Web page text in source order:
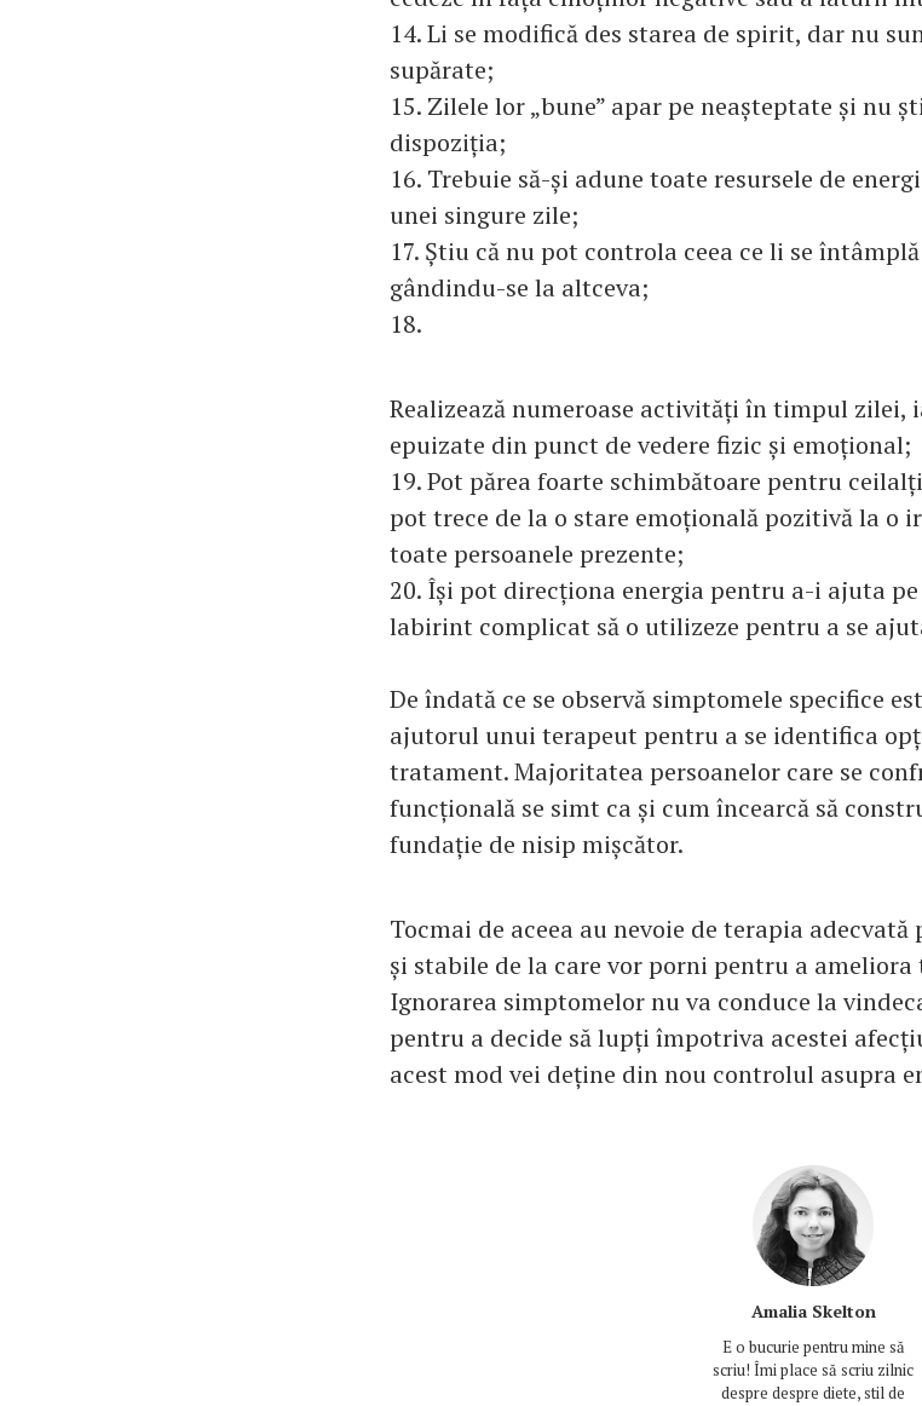
14. Li se modifică des starea de spirit, dar nu
supărate;
15. Zilele lor „bune” apar pe neașteptate și nu
dispoziția;
16. Trebuie să-și adune toate resursele de
unei singure zile;
17. Știu că nu pot controla ceea ce li se
gândindu-se la altceva;
18.
Realizează numeroase activități în timpul zilei,
epuizate din punct de vedere fizic și emoțional;
19. Pot părea foarte schimbătoare pentru
pot trece de la o stare emoțională pozitivă la o
toate persoanele prezente;
20. Își pot direcționa energia pentru a-i ajuta
labirint complicat să o utilizeze pentru a se
De îndată ce se observă simptomele specifice
ajutorul unui terapeut pentru a se identifica
tratament. Majoritatea persoanelor care se
funcțională se simt ca și cum încearcă să
fundație de nisip mișcător.
Tocmai de aceea au nevoie de terapia
și stabile de la care vor porni pentru a
Ignorarea simptomelor nu va conduce la
pentru a decide să lupți împotriva acestei
acest mod vei deține din nou controlul asupra
Amalia Skelton
E o bucurie pentru mine să
scriu! Îmi place să scriu zilnic
despre despre diete, stil de